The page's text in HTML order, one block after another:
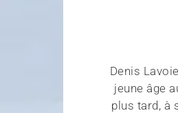
Denis
jeune âge
plus tard, à